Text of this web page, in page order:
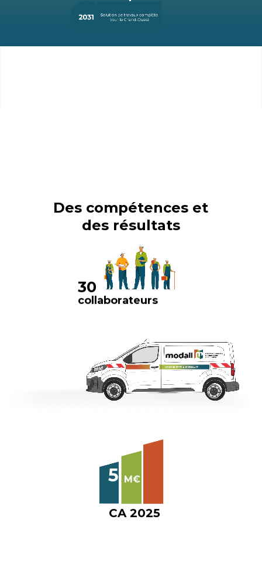
Des compétences et
des résultats
CA 2025
collab orateurs
30
M €
5